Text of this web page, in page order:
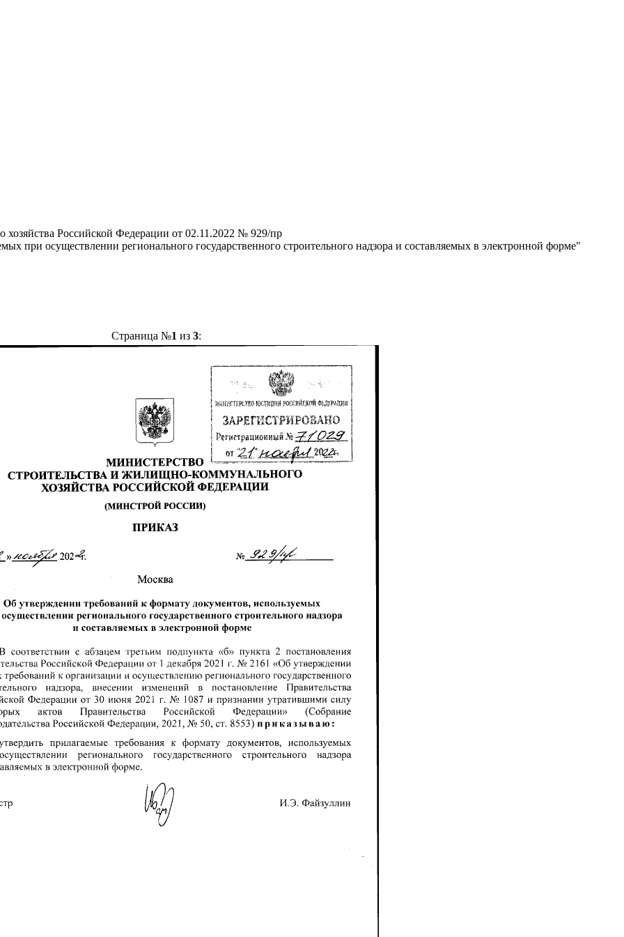
Российской Федерации от 02.11.2022 № 929/пр
при осуществлении регионального государственного строительного надзора и составляемых в электронной форме"
Страница №1 из 3: